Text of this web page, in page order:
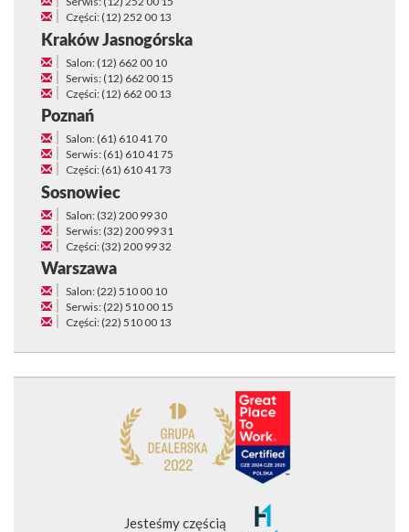
Części: (12) 252 00 13
Kraków Jasnogórska
Salon: (12) 662 00 10
Serwis: (12) 662 00 15
Części: (12) 662 00 13
Poznań
Salon: (61) 610 41 70
Serwis: (61) 610 41 75
Części: (61) 610 41 73
Sosnowiec
Salon: (32) 200 99 30
Serwis: (32) 200 99 31
Części: (32) 200 99 32
Warszawa
Salon: (22) 510 00 10
Serwis: (22) 510 00 15
Części: (22) 510 00 13
Jesteśmy częścią